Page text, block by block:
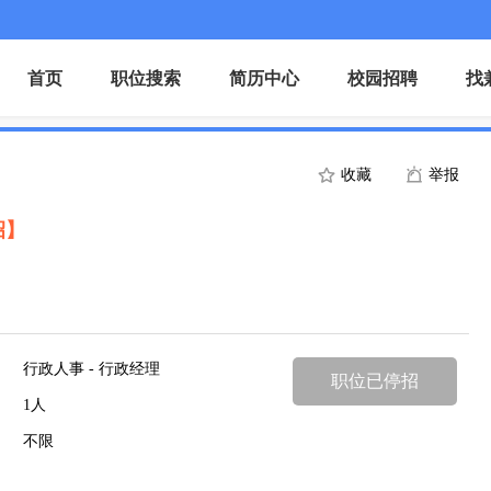
首页 职位搜索 简历中心 校园招聘 找
收藏 举报
行政人事 - 行政经理
1人
不限
职位已停招